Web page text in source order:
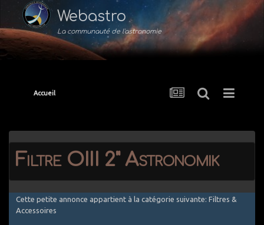
Webastro
La communauté de l'astronomie
Accueil
Filtre OIII 2" Astronomik
Cette petite annonce appartient à la catégorie suivante: Filtres &
Accessoires